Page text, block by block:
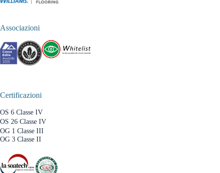
Associazioni
Certificazioni
OS 6 Classe IV
OS 26 Classe IV
OG 1 Classe III
OG 3 Classe II